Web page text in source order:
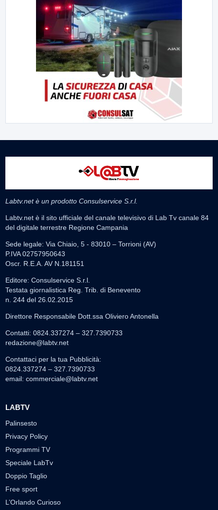
Labtv.net è un prodotto Consulservice S.r.l.
Labtv.net è il sito ufficiale del canale televisivo di Lab Tv canale 84
del digitale terrestre Regione Campania
Sede legale: Via Chiaio, 5 - 83010 – Torrioni (AV)
P.IVA 02757950643
Oscr. R.E.A. AV N.181151
Editore: Consulservice S.r.l.
Testata giornalistica Reg. Trib. di Benevento
n. 244 del 26.02.2015
Direttore Responsabile Dott.ssa Oliviero Antonella
Contatti: 0824.337274 – 327.7390733
redazione@labtv.net
Contattaci per la tua Pubblicità:
0824.337274 – 327.7390733
email: commerciale@labtv.net
LABTV
Palinsesto
Privacy Policy
Programmi TV
Speciale LabTv
Doppio Taglio
Free sport
L’Orlando Curioso